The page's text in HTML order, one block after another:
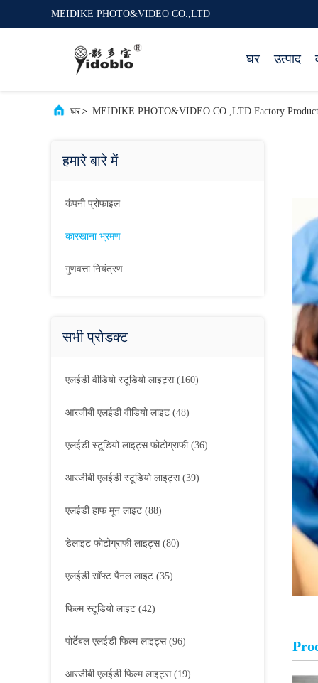
MEIDIKE PHOTO&VIDEO CO.,LTD
घर उत्पाद
घर> MEIDIKE PHOTO&VIDEO CO.,LTD Factory
हमारे बारे में
कंपनी प्रोफाइल
कारखाना भ्रमण
गुणवत्ता नियंत्रण
सभी प्रोडक्ट
एलईडी वीडियो स्टूडियो लाइट्स (160)
आरजीबी एलईडी वीडियो लाइट (48)
एलईडी स्टूडियो लाइट्स फोटोग्राफी (36)
आरजीबी एलईडी स्टूडियो लाइट्स (39)
एलईडी हाफ मून लाइट (88)
डेलाइट फोटोग्राफी लाइट्स (80)
एलईडी सॉफ्ट पैनल लाइट (35)
फिल्म स्टूडियो लाइट (42)
पोर्टेबल एलईडी फिल्म लाइट्स (96)
आरजीबी एलईडी फिल्म लाइट्स (19)